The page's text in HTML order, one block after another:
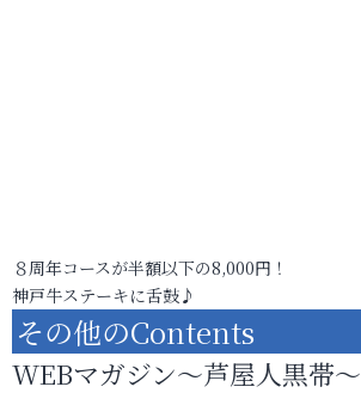
８周年コースが半額以下の8,000円！
神戸牛ステーキに舌鼓♪
その他のContents
WEBマガジン～芦屋人黒帯～